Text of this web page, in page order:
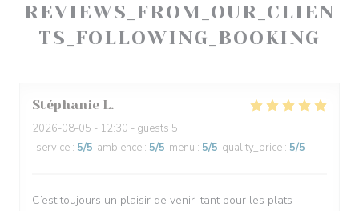
REVIEWS_FROM_OUR_CLIEN
TS_FOLLOWING_BOOKING
Stéphanie L
2026-08-05 - 12:30 - guests 5
service : 5/5 ambience : 5/5 menu : 5/5 quality_price : 5/5
C’est toujours un plaisir de venir, tant pour les plats